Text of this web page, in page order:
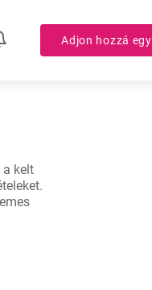
Adjon hozzá
a kelt